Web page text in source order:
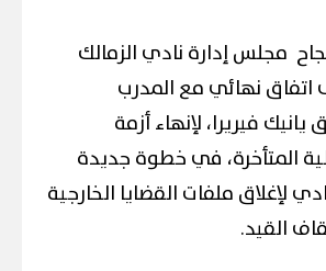
مجلس إدارة نادي الزمالك
نهائي مع المدرب
يانيك فيريرا، لإنهاء أزمة
المتأخرة، في خطوة جديدة
لإغلاق ملفات القضايا الخارجية
القيد.